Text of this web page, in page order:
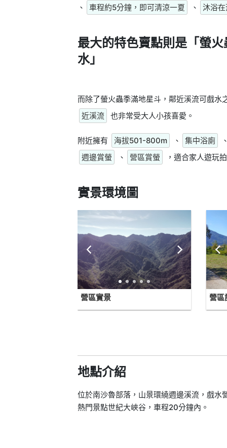
、
車程約5分鐘，即可清涼一夏 、 沐浴
最大的特色賣點則是「螢火
水」
而除了螢火蟲季滿地星斗，鄰近溪流可戲水
近溪流
也非常受大人小孩喜愛。
附近擁有 海拔501-800m 、 集中浴廁
週邊賞螢
、 營區賞螢 ，適合家人遊玩
實景環境圖
營區實景 營區
地點介紹
位於南沙魯部落，山景環繞週邊溪流，戲水
熱門景點世紀大峽谷，車程20分鐘內。